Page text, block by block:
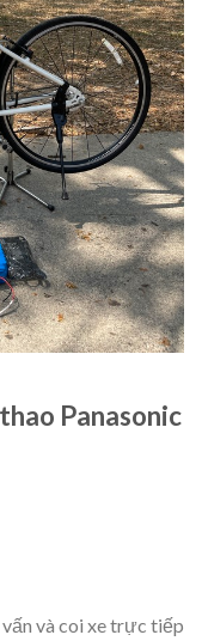
Panasonic
và coi xe trực tiếp